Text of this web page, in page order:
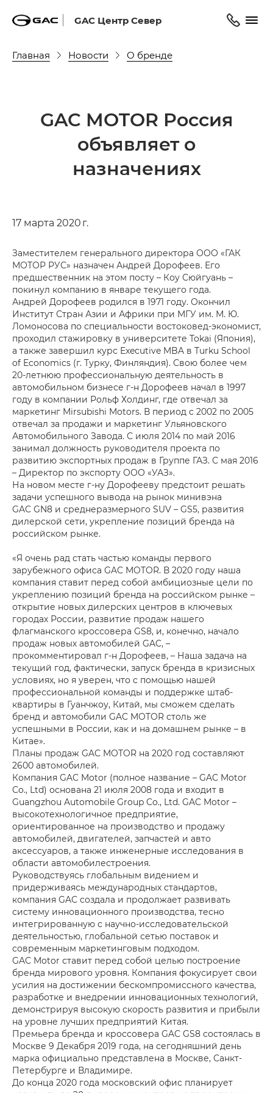
GAC Центр Север
Главная Новости О бренде
GAC MOTOR Россия
объявляет о
назначениях
17 марта 2020 г.
Заместителем генерального директора ООО «ГАК
МОТОР РУС» назначен Андрей Дорофеев. Его
предшественник на этом посту – Коу Сюйгуань –
покинул компанию в январе текущего года.
Андрей Дорофеев родился в 1971 году. Окончил
Институт Стран Азии и Африки при МГУ им. М. Ю.
Ломоносова по специальности востоковед-экономист,
проходил стажировку в университете Tokai (Япония),
а также завершил курс Executive MBA в Turku School
of Economics (г. Турку, Финляндия). Свою более чем
20-летнюю профессиональную деятельность в
автомобильном бизнесе г-н Дорофеев начал в 1997
году в компании Рольф Холдинг, где отвечал за
маркетинг Mirsubishi Motors. В период с 2002 по 2005
отвечал за продажи и маркетинг Ульяновского
Автомобильного Завода. С июля 2014 по май 2016
занимал должность руководителя проекта по
развитию экспортных продаж в Группе ГАЗ. С мая 2016
– Директор по экспорту ООО «УАЗ».
На новом месте г-ну Дорофееву предстоит решать
задачи успешного вывода на рынок минивэна
GAC GN8 и среднеразмерного SUV – GS5, развития
дилерской сети, укрепление позиций бренда на
российском рынке.
«Я очень рад стать частью команды первого
зарубежного офиса GAC MOTOR. В 2020 году наша
компания ставит перед собой амбициозные цели по
укреплению позиций бренда на российском рынке –
открытие новых дилерских центров в ключевых
городах России, развитие продаж нашего
флагманского кроссовера GS8, и, конечно, начало
продаж новых автомобилей GAC, –
прокомментировал г-н Дорофеев, – Наша задача на
текущий год, фактически, запуск бренда в кризисных
условиях, но я уверен, что с помощью нашей
профессиональной команды и поддержке штаб-
квартиры в Гуанчжоу, Китай, мы сможем сделать
бренд и автомобили GAC MOTOR столь же
успешными в России, как и на домашнем рынке – в
Китае».
Планы продаж GAC MOTOR на 2020 год составляют
2600 автомобилей.
Компания GAC Motor (полное название – GAC Motor
Co., Ltd) основана 21 июля 2008 года и входит в
Guangzhou Automobile Group Co., Ltd. GAC Motor –
высокотехнологичное предприятие,
ориентированное на производство и продажу
автомобилей, двигателей, запчастей и авто
аксессуаров, а также инженерные исследования в
области автомобилестроения.
Руководствуясь глобальным видением и
придерживаясь международных стандартов,
компания GAC создала и продолжает развивать
систему инновационного производства, тесно
интегрированную с научно-исследовательской
деятельностью, глобальной сетью поставок и
современным маркетинговым подходом.
GAC Motor ставит перед собой целью построение
бренда мирового уровня. Компания фокусирует свои
усилия на достижении бескомпромиссного качества,
разработке и внедрении инновационных технологий,
демонстрируя высокую скорость развития и прибыли
на уровне лучших предприятий Китая.
Премьера бренда и кроссовера GAC GS8 состоялась в
Москве 9 Декабря 2019 года, на сегодняшний день
марка официально представлена в Москве, Санкт-
Петербурге и Владимире.
До конца 2020 года московский офис планирует